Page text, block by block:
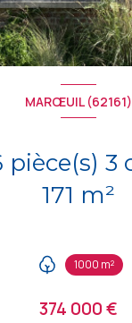
MARŒUIL (62161)
171 m²
1000 m²
374 000 €